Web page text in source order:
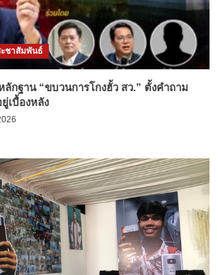
ชาสัมพันธ์
กฐาน “ขบวนการโกงฮั้ว สว.” ตั้งคำถาม
เบื้องหลัง